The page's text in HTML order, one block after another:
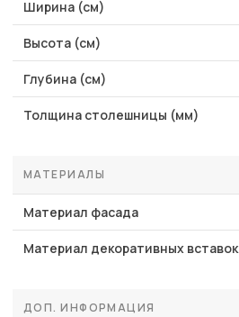
Ширина (см)
Высота (см)
Глубина (см)
Толщина столешницы (мм)
МАТЕРИАЛЫ
Материал фасада
Материал декоративных вставок
ДОП. ИНФОРМАЦИЯ